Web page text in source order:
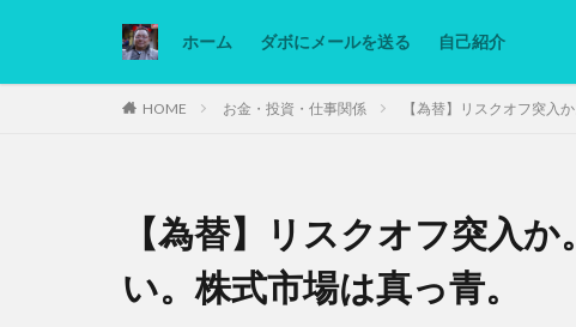
ホーム ダボにメールを送る 自己紹介
HOME お金・投資・仕事関係 【為替】リスクオフ突入
【為替】リスクオフ突入
い。株式市場は真っ青。
カテゴリー
Ninjatrader PC
低糖質ダイエット